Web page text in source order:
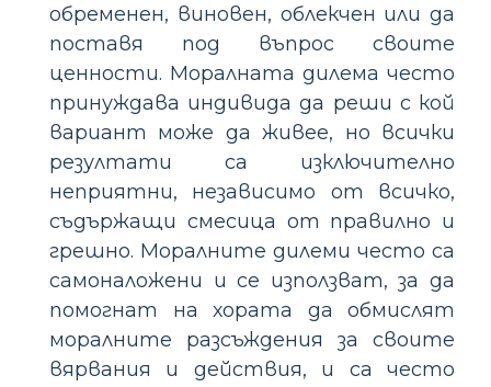
обременен, виновен, облекчен или да
поставя под въпрос своите
ценности. Моралната дилема често
принуждава индивида да реши с кой
вариант може да живее, но всички
резултати са изключително
неприятни, независимо от всичко,
съдържащи смесица от правилно и
грешно. Моралните дилеми често са
самоналожени и се използват, за да
помогнат на хората да обмислят
моралните разсъждения за своите
вярвания и действия, и са често